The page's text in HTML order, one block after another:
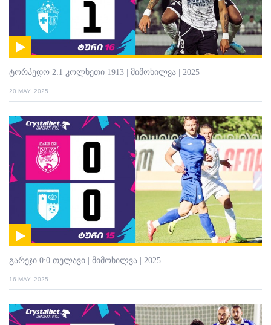
ტორპედო 2:1 კოლხეთი 1913 | მიმოხილვა | 2025
20 MAY. 2025
გარეჯი 0:0 თელავი | მიმოხილვა | 2025
16 MAY. 2025